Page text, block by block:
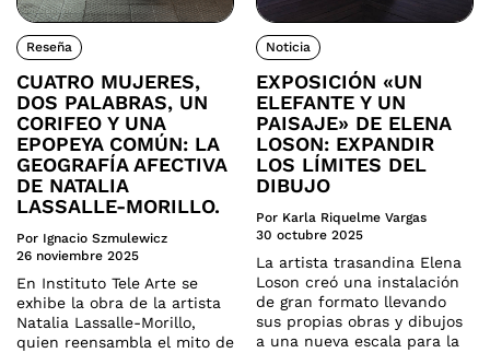
Reseña
CUATRO MUJERES,
DOS PALABRAS, UN
CORIFEO Y UNA
EPOPEYA COMÚN: LA
GEOGRAFÍA AFECTIVA
DE NATALIA
LASSALLE-MORILLO.
Por Ignacio Szmulewicz
26 noviembre 2025
En Instituto Tele Arte se
exhibe la obra de la artista
Natalia Lassalle-Morillo,
quien reensambla el mito de
Noticia
EXPOSICIÓN «UN
ELEFANTE Y UN
PAISAJE» DE ELENA
LOSON: EXPANDIR
LOS LÍMITES DEL
DIBUJO
Por Karla Riquelme Vargas
30 octubre 2025
La artista trasandina Elena
Loson creó una instalación
de gran formato llevando
sus propias obras y dibujos
a una nueva escala para la